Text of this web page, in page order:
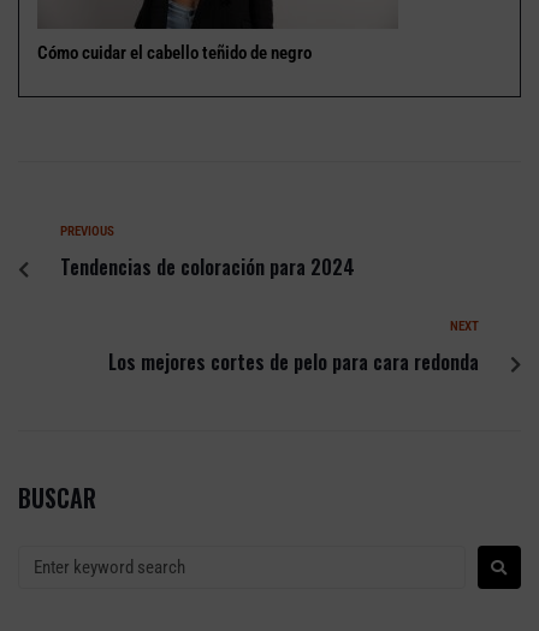
Cómo cuidar el cabello teñido de negro
PREVIOUS
Tendencias de coloración para 2024
NEXT
Los mejores cortes de pelo para cara redonda
BUSCAR